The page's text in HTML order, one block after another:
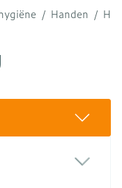
/ Handen /